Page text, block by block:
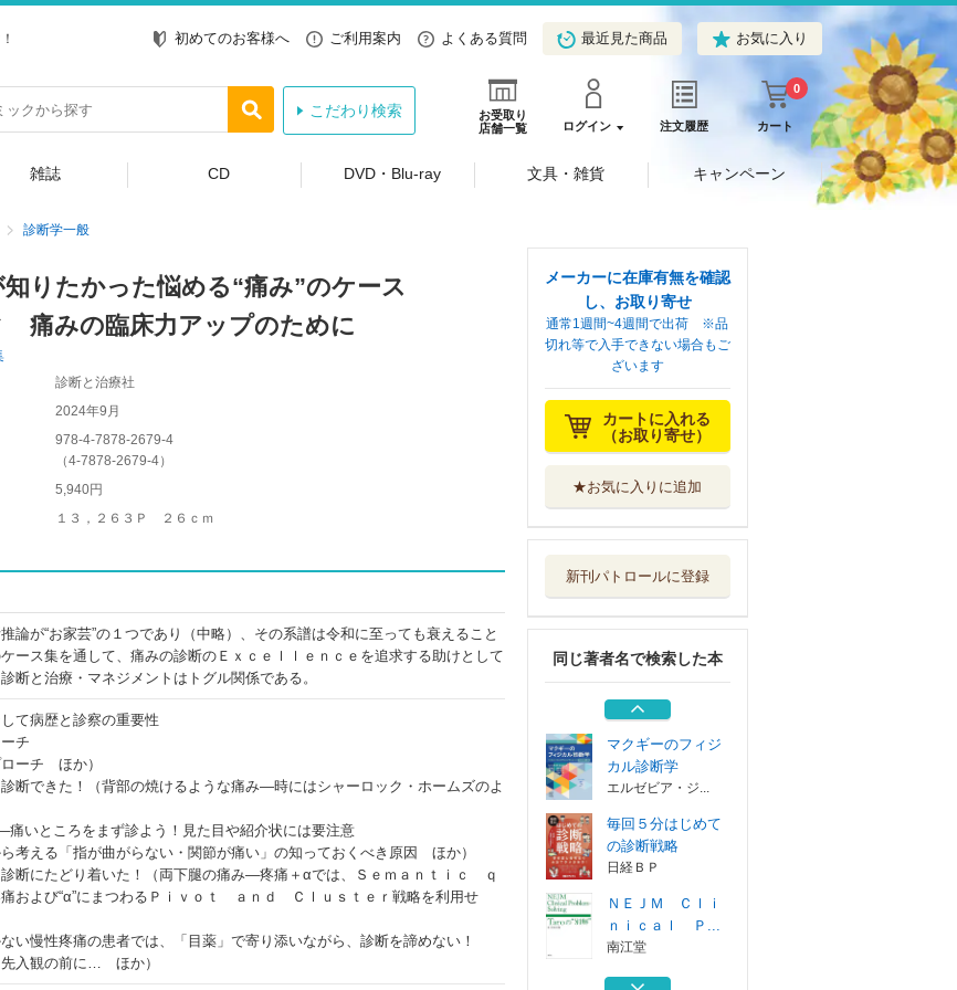
初めてのお客様へ ご利用案内 よくある質問 最近見た商品 お気に入り
お受取り
店舗一覧
ログイン 注文履歴 カート
0
こだわり検索
雑誌 CD DVD・Blu-ray 文具・雑貨 キャンペーン
診断学一般
りたかった悩める“痛み”のケース
痛みの臨床力アップのために
診断と治療社
2024年9月
978-4-7878-2679-4
（4-7878-2679-4）
5,940円
１３，２６３Ｐ ２６ｃｍ
論が“お家芸”の１つであり（中略）、その系譜は令和に至っても衰えること
ース集を通して、痛みの診断のＥｘｃｅｌｌｅｎｃｅを追求する助けとして
断と治療・マネジメントはトグル関係である。
て病歴と診察の重要性
チ
ーチ ほか）
できた！（背部の焼けるような痛み―時にはシャーロック・ホームズのよ
痛いところをまず診よう！見た目や紹介状には要注意
考える「指が曲がらない・関節が痛い」の知っておくべき原因 ほか）
断にたどり着いた！（両下腿の痛み―疼痛＋αでは、Ｓｅｍａｎｔｉｃ ｑ
痛および“α”にまつわるＰｉｖｏｔ ａｎｄ Ｃｌｕｓｔｅｒ戦略を利用せ
い慢性疼痛の患者では、「目薬」で寄り添いながら、診断を諦めない！
入観の前に… ほか）
メーカーに在庫有無を確認
し、お取り寄せ
通常1週間~4週間で出荷 ※品
切れ等で入手できない場合もご
ざいます
カートに入れる
（お取り寄せ）
★お気に入りに追加
新刊パトロールに登録
同じ著者名で検索した本
ＮＥＪＭ Ｃｌｉ
ｎｉｃａｌ Ｐ...
２２世紀の医師の
メジカルビュー社
症例検討から学ぶ
診断推論戦略
日経ＢＰ
マクギーのフィジ
カル診断学
エルゼビア・ジ...
毎回５分はじめて
の診断戦略
日経ＢＰ
ＮＥＪＭ Ｃｌｉ
ｎｉｃａｌ Ｐ...
南江堂
２２世紀の医師の